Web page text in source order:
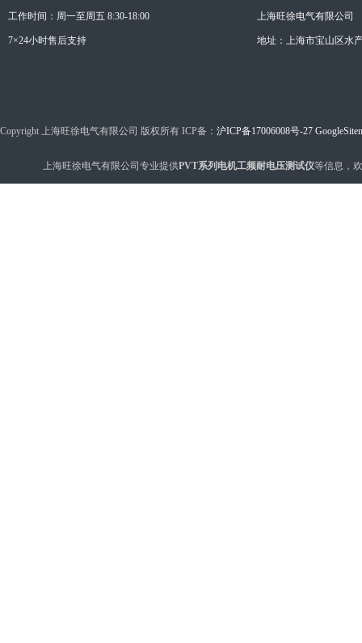
工作时间：周一至周五 8:30-18:00
7×24小时售后支持
上海旺徐电气有限公司
地址：上海市宝山区水
Copyright 上海旺徐电气有限公司 版权所有 ICP备： 沪ICP备17006008号-27
上海旺徐电气有限公司专业提供PVT系列电机工频耐电压测试仪等信息，